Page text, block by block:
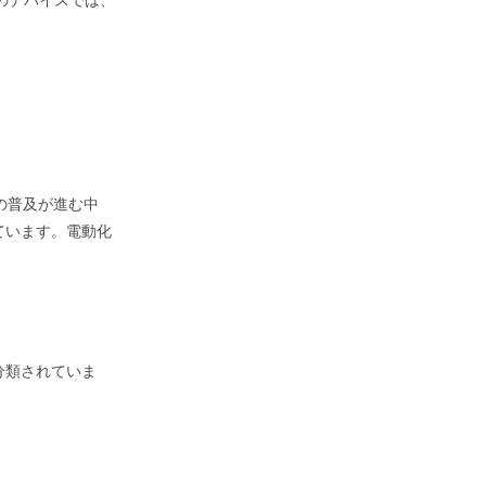
普及が進む中
ます。電動化
されていま